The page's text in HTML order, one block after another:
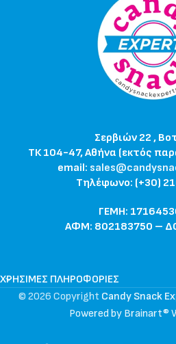
Σερβιών 22 ,
ΤΚ 104-47, Αθήνα (εκτός
email:
Τηλέφωνο: (+30)
ΓΕΜΗ:
ΑΦΜ: 802183750 –
ΧΡΉΣΙΜΕΣ ΠΛΗΡΟΦΟΡΊΕΣ
© 2026 Copyright Candy Snack
Powered by Brainart®